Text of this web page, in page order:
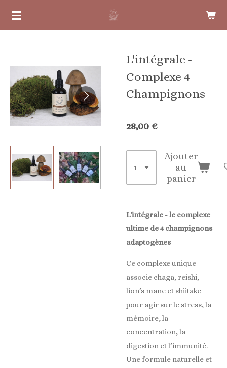
Passer
L'intégrale -
Complexe 4
Champignons
28,00 €
Ajouter
au
panier
L'intégrale - le complexe
ultime de 4 champignons
adaptogènes
Ce complexe unique
associe chaga, reishi,
lion’s mane et shiitake
pour agir sur le stress, la
mémoire, la
concentration, la
digestion et l’immunité.
Une formule naturelle et